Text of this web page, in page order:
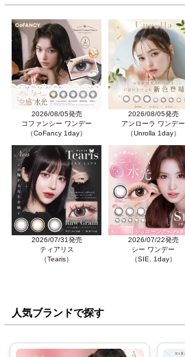
2026/08/05発売
コファンシー ワンデー
（CoFancy 1day）
2026/08/05発売
アンローラ ワンデー
（Unrolla 1day）
2026/07/31発売
ティアリス
（Tearis）
2026/07/22発売
シー ワンデー
（SIE. 1day）
人気ブランドで探す